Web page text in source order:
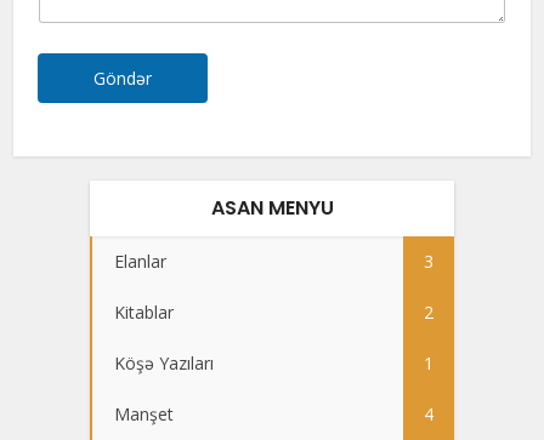
Göndər
ASAN MENYU
Elanlar 3
Kitablar 2
Köşə Yazıları 1
Manşet 4